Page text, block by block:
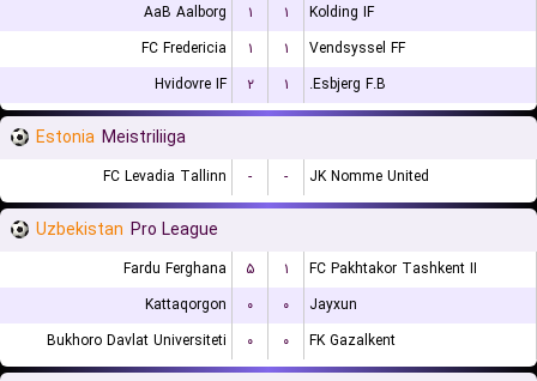
AaB Aalborg
۱ ۱
Kolding IF
FC Fredericia
۱ ۱
Vendsyssel FF
Hvidovre IF
۲ ۱ Esbjerg F.B.
Estonia Meistriliiga
FC Levadia Tallinn - - JK Nomme United
Uzbekistan Pro League
Fardu Ferghana ۵ ۱
FC Pakhtakor Tashkent II
Kattaqorgon
۰ ۰
Jayxun
Bukhoro Davlat Universiteti
۰ ۰ FK Gazalkent